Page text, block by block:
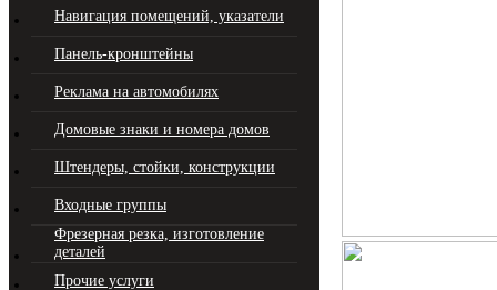
Навигация помещений, указатели
Панель-кронштейны
Реклама на автомобилях
Домовые знаки и номера домов
Штендеры, стойки, конструкции
Входные группы
Фрезерная резка, изготовление
деталей
Прочие услуги